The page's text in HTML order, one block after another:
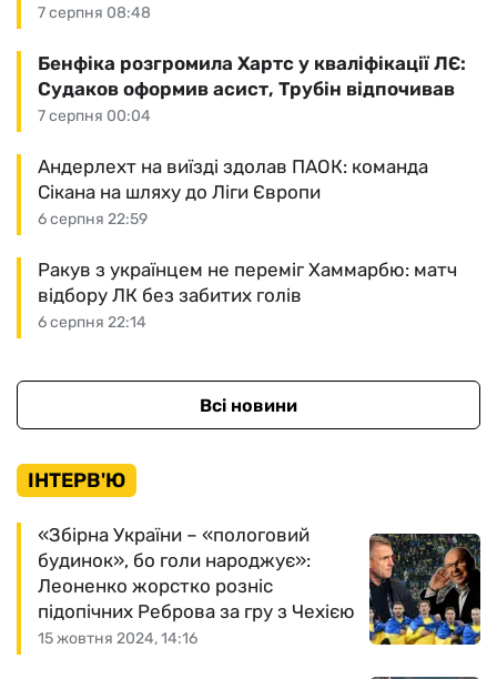
7 серпня 08:48
7 серпня 00:04
Бенфіка розгромила Хартс у кваліфікації ЛЄ:
Судаков оформив асист, Трубін відпочивав
6 серпня 22:59
Андерлехт на виїзді здолав ПАОК: команда
Сікана на шляху до Ліги Європи
6 серпня 22:14
Ракув з українцем не переміг Хаммарбю: матч
відбору ЛК без забитих голів
Всі новини
ІНТЕРВ'Ю
15 жовтня 2024, 14:16
«Збірна України – «пологовий
будинок», бо голи народжує»:
Леоненко жорстко розніс
підопічних Реброва за гру з Чехією